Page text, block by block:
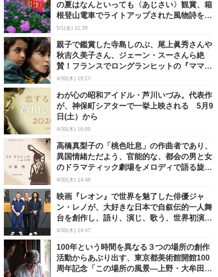
の夏はなんといっても〈あじさい〉観賞、箱
根登山電車でライトアップされた風物詩を愛
でる座席指定の特別列車「夜のあじさい号」
5/1(金) 11:39
親子で鑑賞した寺島しのぶ、尾上眞秀さんや
秋吉久美子さん、ジェーン・スーさんら絶
賛！フランスでロングランヒットの『ママと
神さまとシルヴィ・バルタン』
4/30(木) 19:17
わが心の昭和アイドル・芦川いづみ。代表作
が、神保町シアターで一挙上映される 5月9
日(土）から
4/30(木) 16:09
高橋真梨子の「桃色吐息」の作曲者であり、
異国情緒ただよう、官能的な、都会の男と女
のドラマティック劇場をメロディで語る旋律
の詩人 佐藤 隆「マイ クラシック In Your
4/30(木) 14:48
映画『レオン』で世界を魅了した俳優ジャ
ン・レノが、大好きな日本で自叙伝的一人舞
台を創作し、語り、演じ、歌う、世界初演の
舞台
4/30(木) 14:47
100年という時間を異なる３つの場所の創作
活動からあぶり出す、東京都美術館開館100
周年記念「この場所の風景―上野・大牟田・